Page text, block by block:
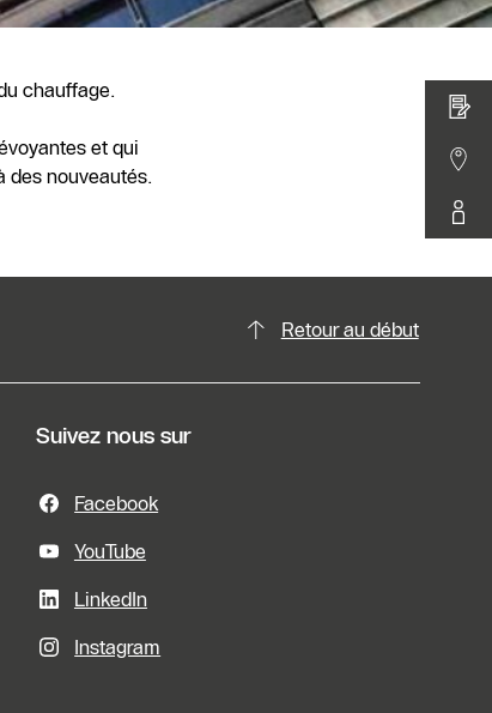
chauffage.
et qui
des nouveautés.
Retour au début
Suivez nous sur
Facebook
YouTube
LinkedIn
Instagram